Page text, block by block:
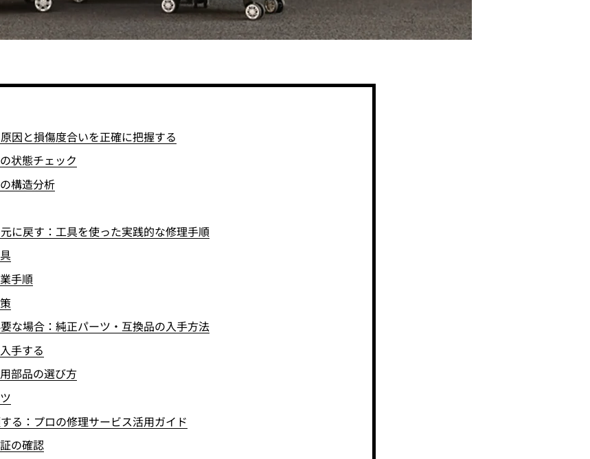
因と損傷度合いを正確に把握する
状態チェック
構造分析
に戻す：工具を使った実践的な修理手順
手順
な場合：純正パーツ・互換品の入手方法
手する
部品の選び方
る：プロの修理サービス活用ガイド
の確認